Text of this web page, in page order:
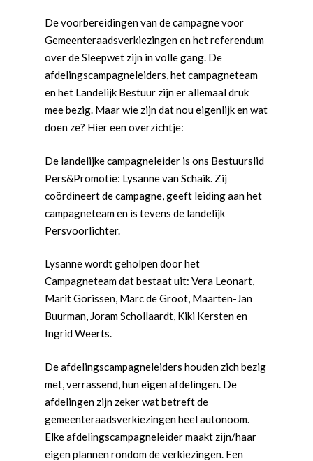
De voorbereidingen van de campagne voor
Gemeenteraadsverkiezingen en het referendum
over de Sleepwet zijn in volle gang. De
afdelingscampagneleiders, het campagneteam
en het Landelijk Bestuur zijn er allemaal druk
mee bezig. Maar wie zijn dat nou eigenlijk en wat
doen ze? Hier een overzichtje:
De landelijke campagneleider is ons Bestuurslid
Pers&Promotie: Lysanne van Schaik. Zij
coördineert de campagne, geeft leiding aan het
campagneteam en is tevens de landelijk
Persvoorlichter.
Lysanne wordt geholpen door het
Campagneteam dat bestaat uit: Vera Leonart,
Marit Gorissen, Marc de Groot, Maarten-Jan
Buurman, Joram Schollaardt, Kiki Kersten en
Ingrid Weerts.
De afdelingscampagneleiders houden zich bezig
met, verrassend, hun eigen afdelingen. De
afdelingen zijn zeker wat betreft de
gemeenteraadsverkiezingen heel autonoom.
Elke afdelingscampagneleider maakt zijn/haar
eigen plannen rondom de verkiezingen. Een